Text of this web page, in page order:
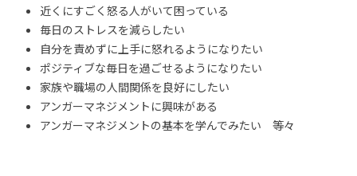
近くにすごく怒る人がいて困っている
毎日のストレスを減らしたい
自分を責めずに上手に怒れるようになりたい
ポジティブな毎日を過ごせるようになりたい
家族や職場の人間関係を良好にしたい
アンガーマネジメントに興味がある
アンガーマネジメントの基本を学んでみたい 等々